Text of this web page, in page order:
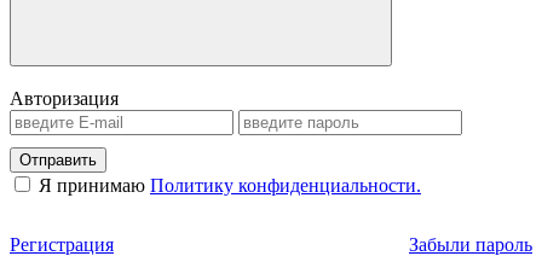
Авторизация
Отправить
Я принимаю Политику конфиденциальности.
Регистрация Забыли пароль